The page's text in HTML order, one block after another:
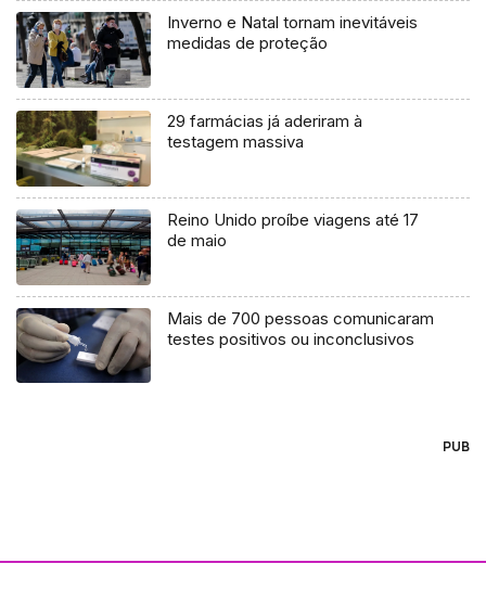
Inverno e Natal tornam inevitáveis
medidas de proteção
29 farmácias já aderiram à
testagem massiva
Reino Unido proíbe viagens até 17
de maio
Mais de 700 pessoas comunicaram
testes positivos ou inconclusivos
PUB